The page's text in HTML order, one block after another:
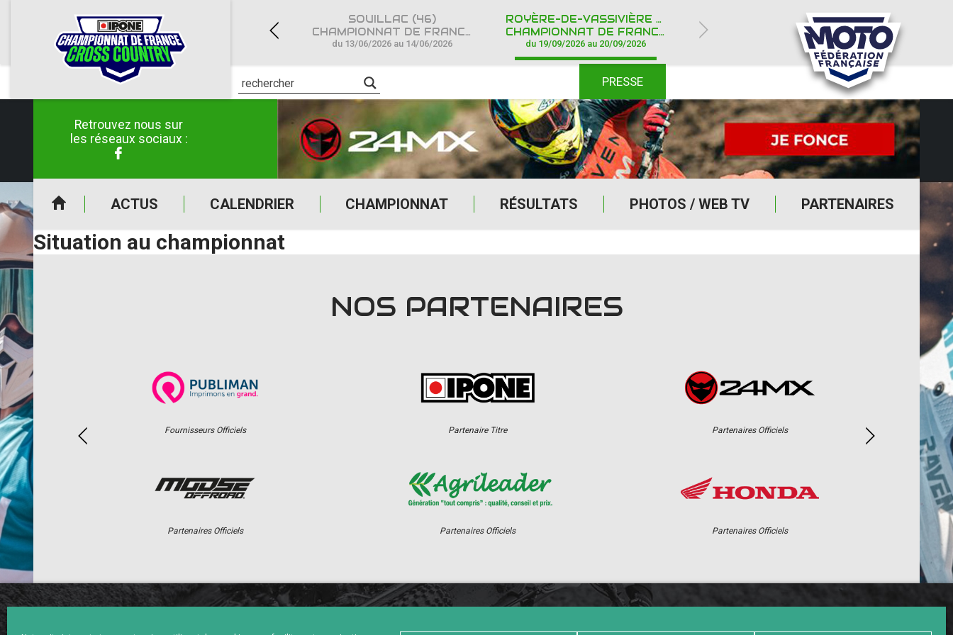
Retrouvez nous sur
les réseaux sociaux :
ACTUS CALENDRIER CHAMPIONNAT RÉSULTATS PHOTOS / WEB TV PARTENAIRES
PRESSE
CROSS COUNTRY IPONE
au 26/04/2026
CHAMPIONNAT DE FRANCE CROSS COUNTRY IPONE
du 30/05/2026 au 31/05/2026
SOUILLAC (46)
CHAMPIONNAT DE FRANCE CROSS COUNTRY IPONE
du 13/06/2026 au 14/06/2026
ROYÈRE-DE-VASSIVIÈRE (23)
CHAMPIONNAT DE FRANCE CROSS COUNTRY IPONE
du 19/09/2026 au 20/09/2026
Situation au championnat
NOS PARTENAIRES
Fournisseurs Officiels
Partenaires Officiels
Partenaire Titre
Partenaires Officiels
Partenaires Officiels
Partenaires Officiels
CHAMPIONNAT RÉSULTATS PHOTOS / WEB TV PARTENAIRES